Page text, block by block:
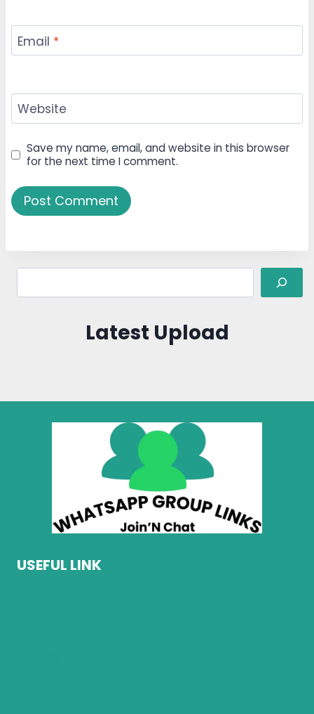
Email *
Website
Save my name, email, and website in this browser
for the next time I comment.
Latest Upload
USEFUL LINK